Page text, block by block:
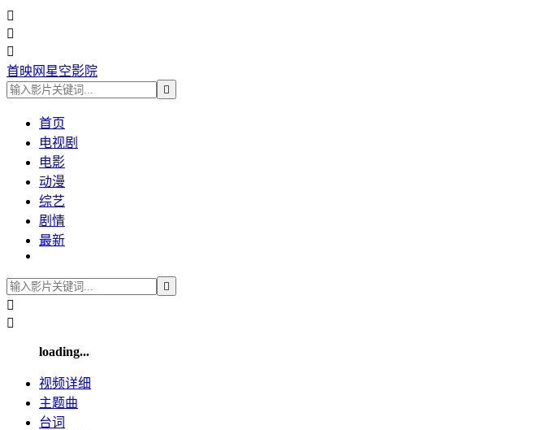



首映网星空影院

首页
电视剧
电影
动漫
综艺
剧情
最新



loading...
视频详细
主题曲
台词